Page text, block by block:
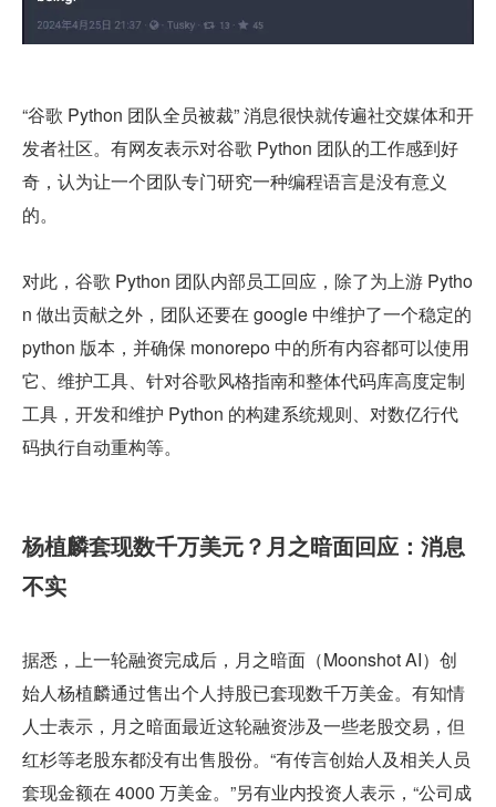
“谷歌 Python 团队全员被裁” 消息很快就传遍社交媒体和开
发者社区。有网友表示对谷歌 Python 团队的工作感到好
奇，认为让一个团队专门研究一种编程语言是没有意义
的。
对此，谷歌 Python 团队内部员工回应，除了为上游 Pytho
n 做出贡献之外，团队还要在 google 中维护了一个稳定的
python 版本，并确保 monorepo 中的所有内容都可以使用
它、维护工具、针对谷歌风格指南和整体代码库高度定制
工具，开发和维护 Python 的构建系统规则、对数亿行代
码执行自动重构等。
杨植麟套现数千万美元？月之暗面回应：消息
不实
据悉，上一轮融资完成后，月之暗面（Moonshot AI）创
始人杨植麟通过售出个人持股已套现数千万美金。有知情
人士表示，月之暗面最近这轮融资涉及一些老股交易，但
红杉等老股东都没有出售股份。“有传言创始人及相关人员
套现金额在 4000 万美金。”另有业内投资人表示，“公司成